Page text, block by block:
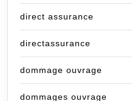
direct assurance
directassurance
dommage ouvrage
dommages ouvrage